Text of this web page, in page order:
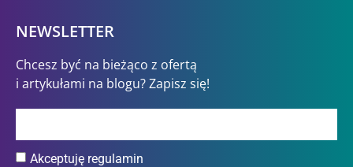
NEWSLETTER
Chcesz być na bieżąco z ofertą
i artykułami na blogu? Zapisz się!
Akceptuję regulamin